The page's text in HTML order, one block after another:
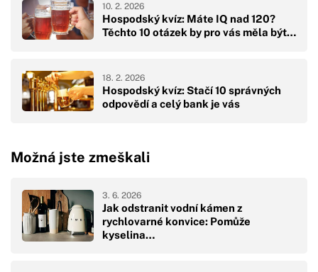
Hospodský kvíz: Máte IQ nad 120?
Těchto 10 otázek by pro vás měla být…
10. 2. 2026
Hospodský kvíz: Stačí 10 správných
odpovědí a celý bank je vás
18. 2. 2026
Možná jste zmeškali
Jak odstranit vodní kámen z
rychlovarné konvice: Pomůže
kyselina…
3. 6. 2026